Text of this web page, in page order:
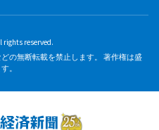
rights reserved.
の無断転載を禁止します。 著作権は盛
。